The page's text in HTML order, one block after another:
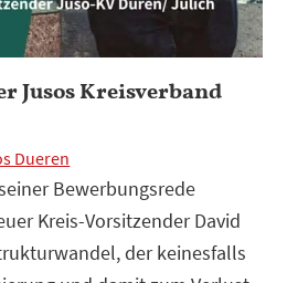
Lösung!
Jusos Kreisverband
Dueren
Bewerbungsrede
Kreis-Vorsitzender David
der keinesfalls